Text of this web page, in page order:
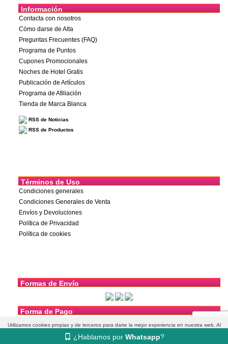
Información
Contacta con nosotros
Cómo darse de Alta
Preguntas Frecuentes (FAQ)
Programa de Puntos
Cupones Promocionales
Noches de Hotel Gratis
Publicación de Artículos
Programa de Afiliación
Tienda de Marca Blanca
RSS de Noticias
RSS de Productos
Términos de Uso
Condiciones generales
Condiciones Generales de Venta
Envíos y Devoluciones
Política de Privacidad
Política de cookies
Formas de Envío
Forma de Pago
¿Hablamos por Whatsapp?
Utilizamos cookies propias y de terceros para darte la mejor experiencia en nuestra web. Al
navegar aceptas su uso.
Más información